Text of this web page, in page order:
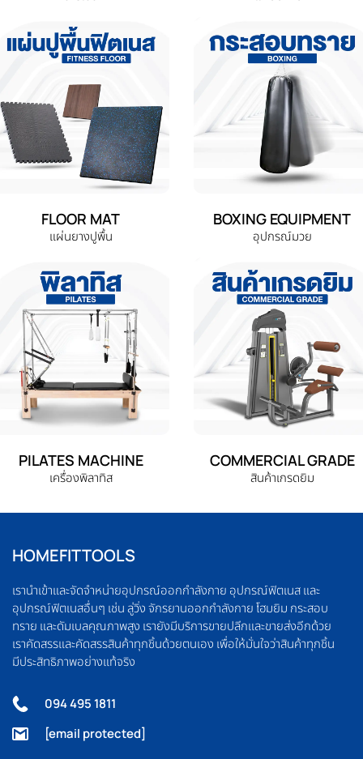
FLOOR MAT
แผ่นยางปูพื้น
BOXING EQUIPMENT
อุปกรณ์มวย
PILATES MACHINE
เครื่องพิลาทิส
COMMERCIAL GRADE
สินค้าเกรดยิม
HOMEFITTOOLS
เรานำเข้าและจัดจำหน่ายอุปกรณ์ออกกำลังกาย อุปกรณ์ฟิตเนส และ
อุปกรณ์ฟิตเนสอื่นๆ เช่น ลู่วิ่ง จักรยานออกกำลังกาย โฮมยิม กระสอบ
ทราย และดัมเบลคุณภาพสูง เรายังมีบริการขายปลีกและขายส่งอีกด้วย
เราคัดสรรและคัดสรรสินค้าทุกชิ้นด้วยตนเอง เพื่อให้มั่นใจว่าสินค้าทุกชิ้น
มีประสิทธิภาพอย่างแท้จริง
094 495 1811
[email protected]